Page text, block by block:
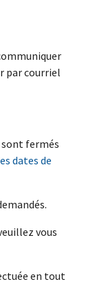
par courriel
sont fermés
dates de
vous
en tout